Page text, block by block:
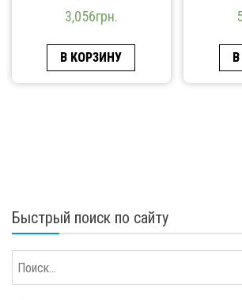
3,056грн.
В КОРЗИНУ
Быстрый поиск по сайту